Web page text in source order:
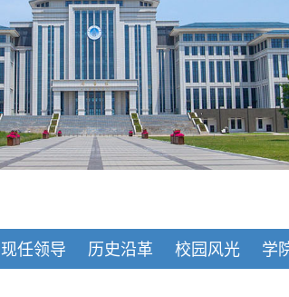
现任领导 历史沿革 校园风光 学